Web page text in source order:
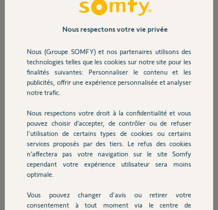
Sécurité
Domotique
Chauffage
Autres produits
Devis avec un pro
Bonjour à tous, Bonjour aux
Yellows !
Mon installation est composée
• 2 portes de garages
motorisées ainsi qu'une porte
d'entrée, les trois parfaitement
rattaché à un compte
mail1@mail.com
• 6 Velux composés de 6 fenêtres de toits et de 6 volets fonctionnant
au solaire, les 12 fonctionnant parfaitement via un autre boitier
Connexoon mode Windows rattaché à un compte mail2@mail.com
J'ai pu interfacer tout cela sur une Google Home via IFTTT bien
refusaient d'être d'utilisées avec le même compte GMAIL.
(Pourquoi cette limitation ? Si on a deux maison, chacune dotée d’un
Nous respectons votre vie privée
Nous (Groupe SOMFY) et nos partenaires utilisons des
technologies telles que les cookies sur notre site pour les
finalités suivantes: Personnaliser le contenu et les
publicités, offrir une expérience personnalisée et analyser
notre trafic.
Nous respectons votre droit à la confidentialité et vous
pouvez choisir d’accepter, de contrôler ou de refuser
l'utilisation de certains types de cookies ou certains
services proposés par des tiers. Le refus des cookies
n’affectera pas votre navigation sur le site Somfy
cependant votre expérience utilisateur sera moins
optimale.
Vous pouvez changer d'avis ou retirer votre
consentement à tout moment via le centre de